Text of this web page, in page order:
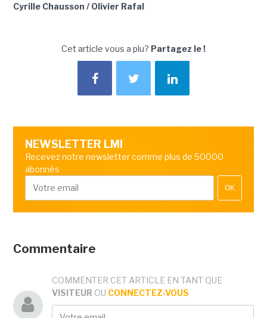
Cyrille Chausson / Olivier Rafal
Cet article vous a plu? Partagez le !
NEWSLETTER LMI
Recevez notre newsletter comme plus de 50000
abonnés
OK
Commentaire
COMMENTER CET ARTICLE EN TANT QUE
VISITEUR OU CONNECTEZ-VOUS